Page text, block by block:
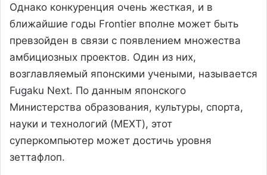
Однако конкуренция очень жесткая, и в
ближайшие годы Frontier вполне может быть
превзойден в связи с появлением множества
амбициозных проектов. Один из них,
возглавляемый японскими учеными, называется
Fugaku Next. По данным японского
Министерства образования, культуры, спорта,
науки и технологий (MEXT), этот
суперкомпьютер может достичь уровня
зеттафлоп.